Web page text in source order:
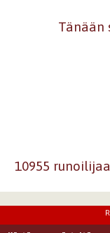
Tänään
10955